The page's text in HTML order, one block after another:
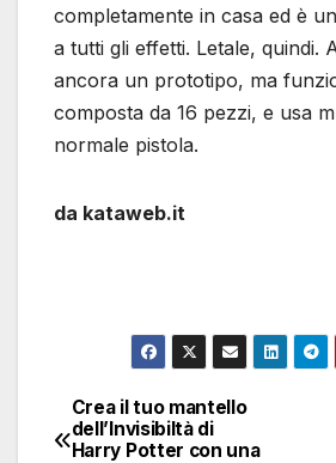
completamente in casa ed è
a tutti gli effetti. Letale, quindi.
ancora un prototipo, ma
composta da 16 pezzi, e usa
normale pistola.
da kataweb.it
Navigazione
Crea il tuo mantello
dell’Invisibiltà di
Harry Potter con una